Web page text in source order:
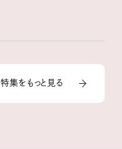
特集をもっと見る